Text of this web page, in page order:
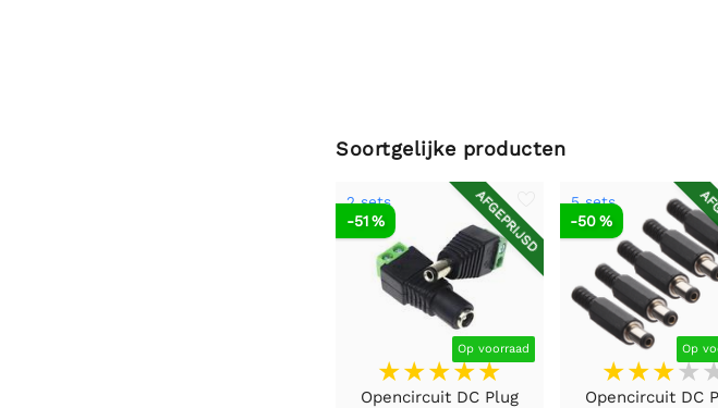
Soortgelijke producten
AFGEPRIJSD
2 sets
Op voorraad
-51 %
Opencircuit DC Plug
5 sets
Op
-50 %
Opencircuit DC